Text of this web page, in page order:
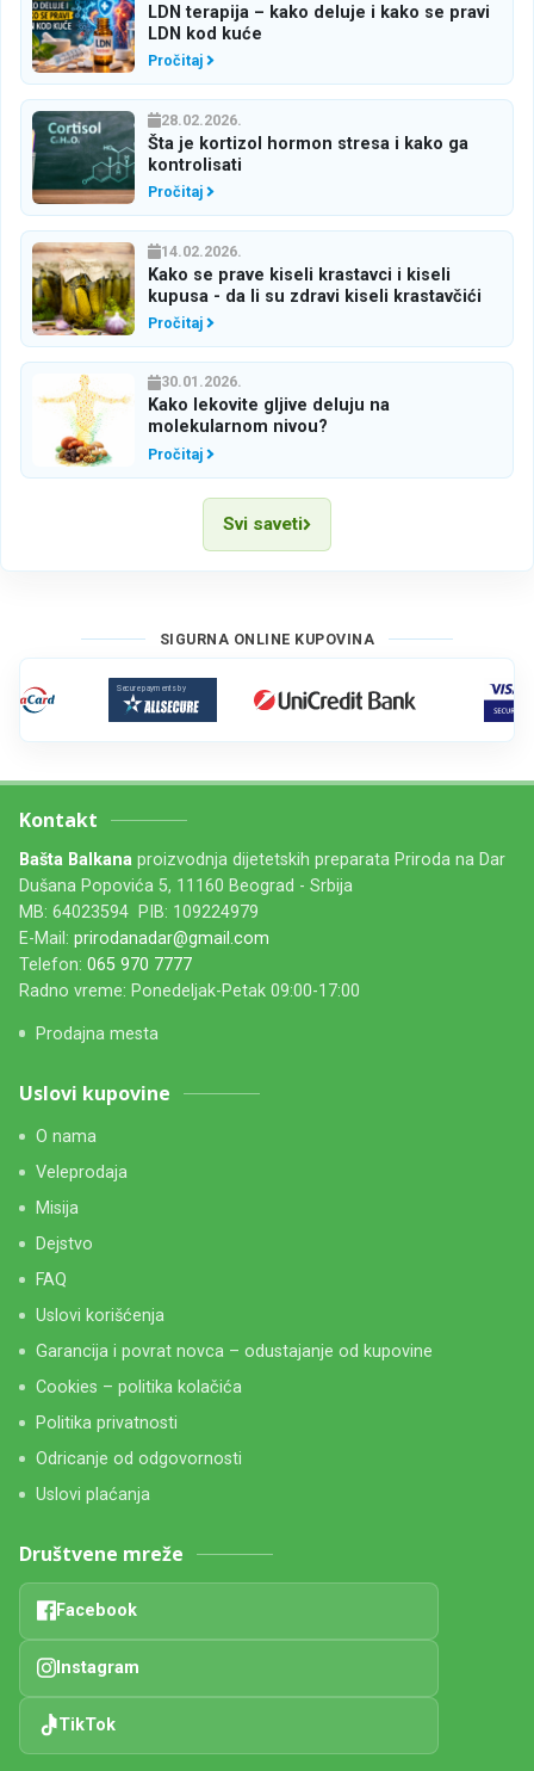
LDN terapija – kako deluje i kako se pravi
LDN kod kuće
Pročitaj
28.02.2026.
Šta je kortizol hormon stresa i kako ga
kontrolisati
Pročitaj
14.02.2026.
Kako se prave kiseli krastavci i kiseli
kupusa - da li su zdravi kiseli krastavčići
Pročitaj
30.01.2026.
Kako lekovite gljive deluju na
molekularnom nivou?
Pročitaj
Svi saveti
SIGURNA ONLINE KUPOVINA
Kontakt
Bašta Balkana proizvodnja dijetetskih preparata Priroda na Dar
Dušana Popovića 5, 11160 Beograd - Srbija
MB: 64023594 PIB: 109224979
E-Mail: prirodanadar@gmail.com
Telefon: 065 970 7777
Radno vreme: Ponedeljak-Petak 09:00-17:00
Prodajna mesta
Uslovi kupovine
O nama
Veleprodaja
Misija
Dejstvo
FAQ
Uslovi korišćenja
Garancija i povrat novca – odustajanje od kupovine
Cookies – politika kolačića
Politika privatnosti
Odricanje od odgovornosti
Uslovi plaćanja
Društvene mreže
Facebook
Instagram
TikTok